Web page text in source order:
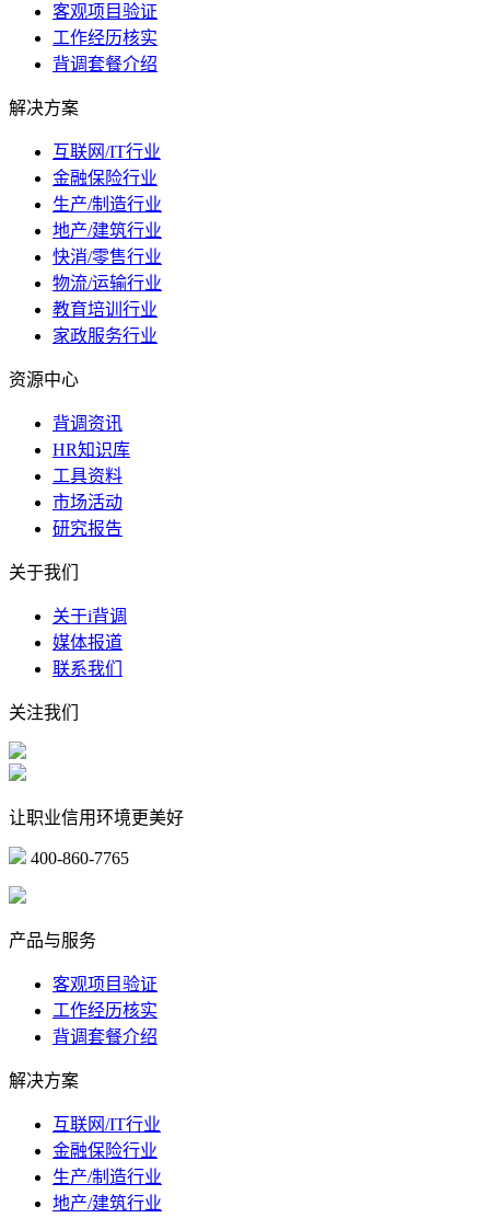
客观项目验证
工作经历核实
背调套餐介绍
解决方案
互联网/IT行业
金融保险行业
生产/制造行业
地产/建筑行业
快消/零售行业
物流/运输行业
教育培训行业
家政服务行业
资源中心
背调资讯
HR知识库
工具资料
市场活动
研究报告
关于我们
关于i背调
媒体报道
联系我们
关注我们
让职业信用环境更美好
400-860-7765
产品与服务
客观项目验证
工作经历核实
背调套餐介绍
解决方案
互联网/IT行业
金融保险行业
生产/制造行业
地产/建筑行业